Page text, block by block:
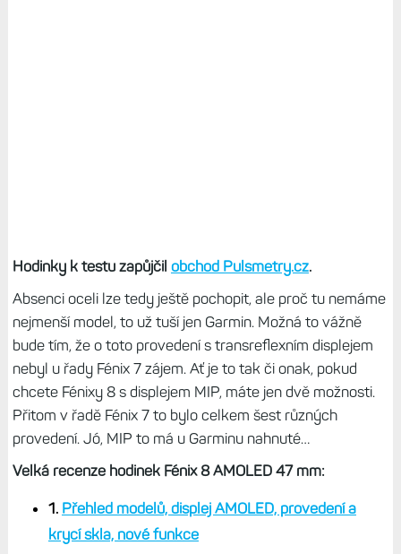
Hodinky k testu zapůjčil obchod Pulsmetry.cz.
Absenci oceli lze tedy ještě pochopit, ale proč tu nemáme
nejmenší model, to už tuší jen Garmin. Možná to vážně
bude tím, že o toto provedení s transreflexním displejem
nebyl u řady Fénix 7 zájem. Ať je to tak či onak, pokud
chcete Fénixy 8 s displejem MIP, máte jen dvě možnosti.
Přitom v řadě Fénix 7 to bylo celkem šest různých
provedení. Jó, MIP to má u Garminu nahnuté…
Velká recenze hodinek Fénix 8 AMOLED 47 mm:
1. Přehled modelů, displej AMOLED, provedení a
krycí skla, nové funkce